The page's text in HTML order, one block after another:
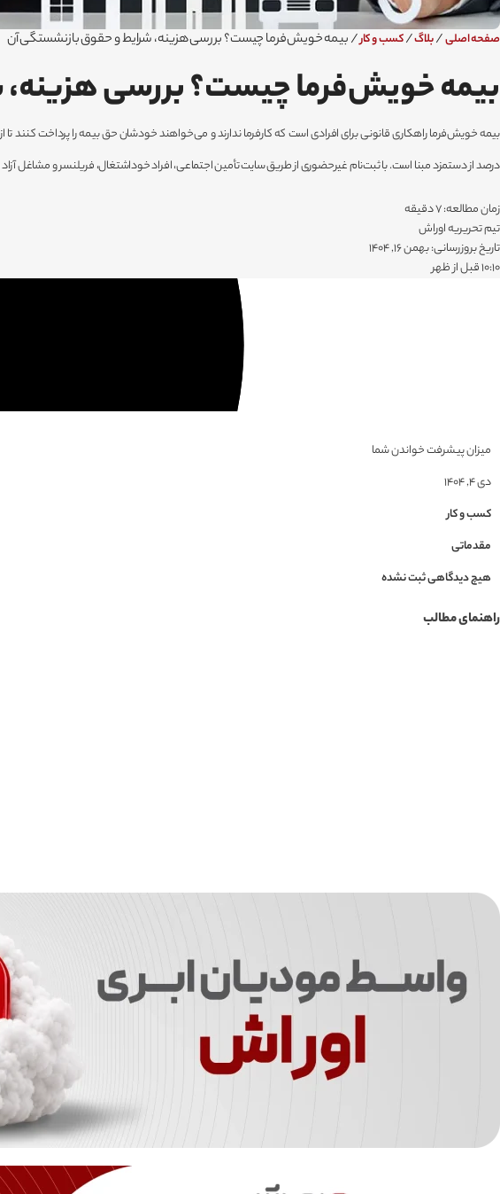
صفحه اصلی/بلاگ/کسب و کار/بیمه خویش‌فرما چیست؟ بررسی هزینه، شرایط و حقوق بازنشستگی آن
بیمه خویش‌فرما چیست؟ بررسی
درصد از دستمزد مبنا است. با ثبت‌نام غیرحضوری از طریق سایت تأمین اجتماعی، افراد خوداشتغال، فریلنسر و مشاغل
زمان مطالعه: 7 دقیقه
تیم تحریریه اوراش
تاریخ بروزرسانی: بهمن 16, 1404
۱۰:۱۰ قبل از ظهر
میزان پیشرفت خواندن شما
دی ۴, ۱۴۰۴
کسب و کار
مقدماتی
هیچ دیدگاهی ثبت نشده
راهنمای مطالب